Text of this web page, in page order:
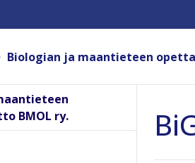
Biologian ja maantieteen
BMOL ry.